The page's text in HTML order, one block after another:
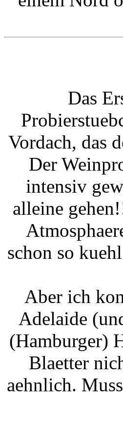
Das
Vordach, das
Der
intensiv
alleine
schon so
Aber ich
Adelaide
(Hamburger)
Blaetter
aehnlich.